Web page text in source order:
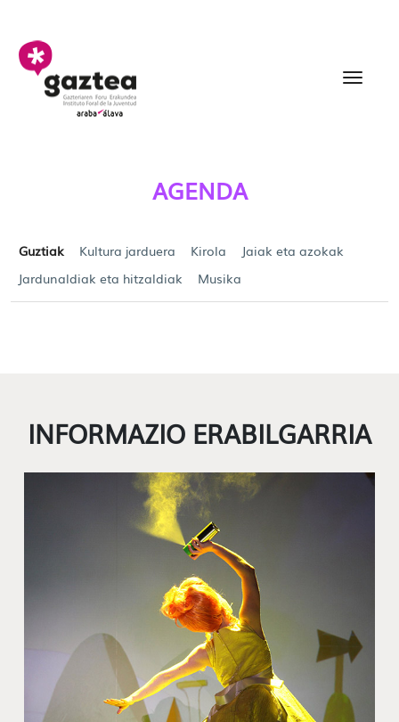
Eduki nagusira joan
AGENDA
Guztiak Kultura jarduera Kirola
Jaiak eta azokak
Jardunaldiak eta hitzaldiak
Musika
INFORMAZIO ERABILGARRIA